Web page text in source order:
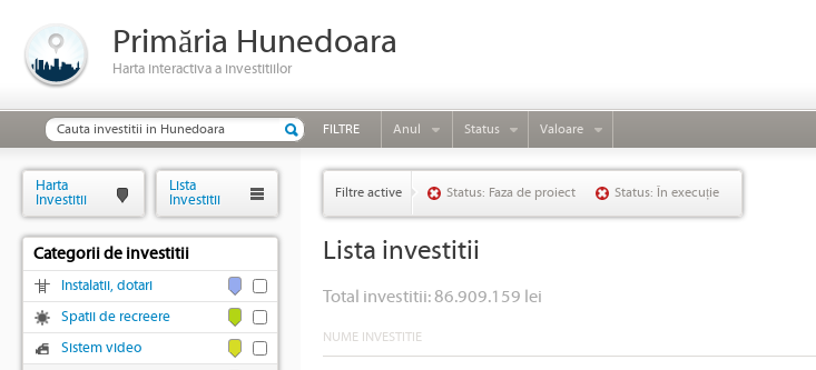
Primăria Hunedoara
Harta interactiva a investitiilor
FILTRE Anul Status Valoare
Filtre active Status: Faza de proiect Status: În execuție
Lista investitii
Total investitii: 86.909.159 lei
NUME INVESTITIE
Harta
Investitii
Lista
Investitii
Categorii de investitii
Instalatii, dotari
Spatii de recreere
Sistem video